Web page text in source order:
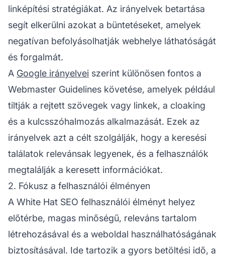
linképítési stratégiákat. Az irányelvek betartása
segít elkerülni azokat a büntetéseket, amelyek
negatívan befolyásolhatják webhelye láthatóságát
és forgalmát.
A Google irányelvei szerint különösen fontos a
Webmaster Guidelines követése, amelyek például
tiltják a rejtett szövegek vagy linkek, a cloaking
és a kulcsszóhalmozás alkalmazását. Ezek az
irányelvek azt a célt szolgálják, hogy a keresési
találatok relevánsak legyenek, és a felhasználók
megtalálják a keresett információkat.
2. Fókusz a felhasználói élményen
A White Hat SEO felhasználói élményt helyez
előtérbe, magas minőségű, releváns tartalom
létrehozásával és a weboldal használhatóságának
biztosításával. Ide tartozik a gyors betöltési idő, a